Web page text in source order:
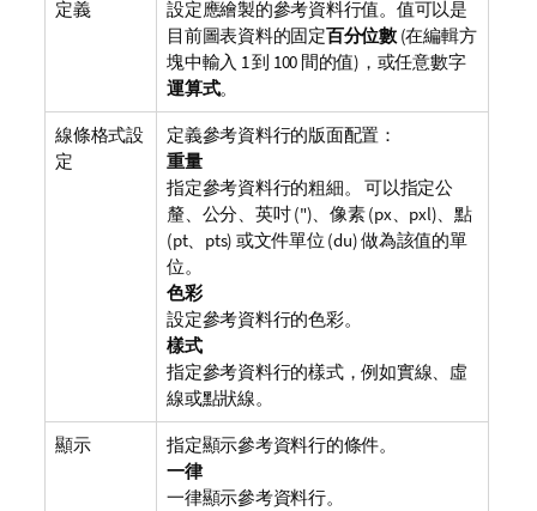
定義
設定應繪製的參考資料行值。值可以是
目前圖表資料的固定百分位數(在編輯方
塊中輸入 1 到 100 間的值)，或任意數字
運算式。
線條格式設
定
定義參考資料行的版面配置：
重量
指定參考資料行的粗細。 可以指定公
釐、公分、英吋 (")、像素 (px、pxl)、點
(pt、pts) 或文件單位 (du) 做為該值的單
位。
色彩
設定參考資料行的色彩。
樣式
指定參考資料行的樣式，例如實線、虛
線或點狀線。
顯示
指定顯示參考資料行的條件。
一律
一律顯示參考資料行。